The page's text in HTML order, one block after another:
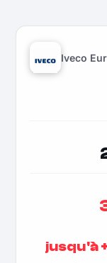
Iveco
jusqu'à